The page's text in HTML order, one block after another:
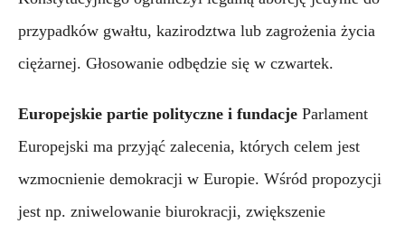
przypadków gwałtu, kazirodztwa lub zagrożenia życia
ciężarnej. Głosowanie odbędzie się w czwartek.
Europejskie partie polityczne i fundacje Parlament
Europejski ma przyjąć zalecenia, których celem jest
wzmocnienie demokracji w Europie. Wśród propozycji
jest np. zniwelowanie biurokracji, zwiększenie